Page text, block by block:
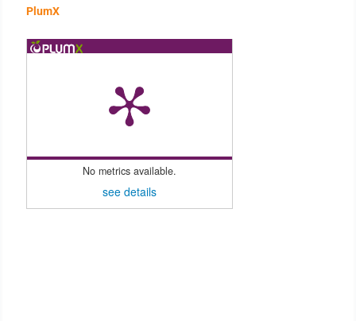
PlumX
No metrics available.
see details